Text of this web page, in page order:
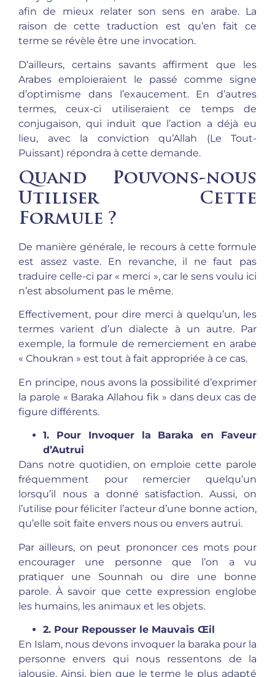
afin de mieux relater son sens en arabe. La
raison de cette traduction est qu’en fait ce
terme se révèle être une invocation.
D’ailleurs, certains savants affirment que les
Arabes emploieraient le passé comme signe
d’optimisme dans l’exaucement. En d’autres
termes, ceux-ci utiliseraient ce temps de
conjugaison, qui induit que l’action a déjà eu
lieu, avec la conviction qu’Allah (Le Tout-
Puissant) répondra à cette demande.
Quand Pouvons-nous
Utiliser Cette
Formule ?
De manière générale, le recours à cette formule
est assez vaste. En revanche, il ne faut pas
traduire celle-ci par « merci », car le sens voulu ici
n’est absolument pas le même.
Effectivement, pour dire merci à quelqu’un, les
termes varient d’un dialecte à un autre. Par
exemple, la formule de remerciement en arabe
« Choukran » est tout à fait appropriée à ce cas.
En principe, nous avons la possibilité d’exprimer
la parole « Baraka Allahou fik » dans deux cas de
figure différents.
1. Pour Invoquer la Baraka en Faveur
d’Autrui
Dans notre quotidien, on emploie cette parole
fréquemment pour remercier quelqu’un
lorsqu’il nous a donné satisfaction. Aussi, on
l’utilise pour féliciter l’acteur d’une bonne action,
qu’elle soit faite envers nous ou envers autrui.
Par ailleurs, on peut prononcer ces mots pour
encourager une personne que l’on a vu
pratiquer une Sounnah ou dire une bonne
parole. À savoir que cette expression englobe
les humains, les animaux et les objets.
2. Pour Repousser le Mauvais Œil
En Islam, nous devons invoquer la baraka pour la
personne envers qui nous ressentons de la
jalousie. Ainsi, bien que le terme le plus adapté